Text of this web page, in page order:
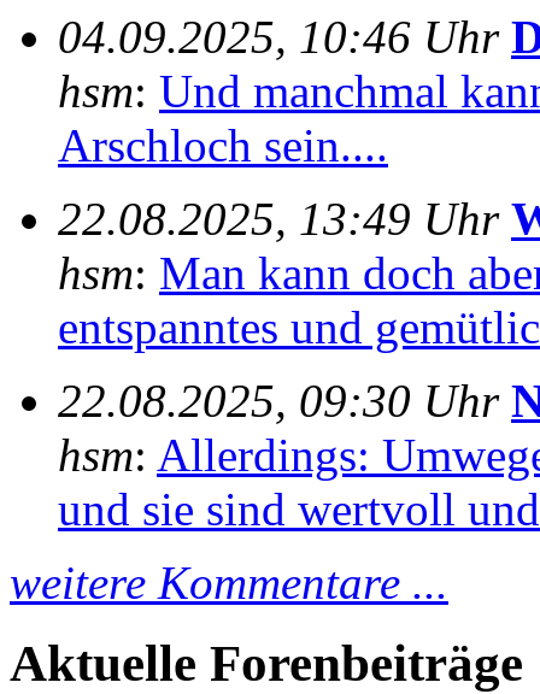
04.09.2025, 10:46 Uhr
hsm: Und manchmal
Arschloch sein....
22.08.2025, 13:49 Uhr
hsm: Man kann doch
entspanntes und
22.08.2025, 09:30 Uhr
hsm: Allerdings:
und sie sind wertvoll
weitere Kommentare ...
Aktuelle Forenbeiträge